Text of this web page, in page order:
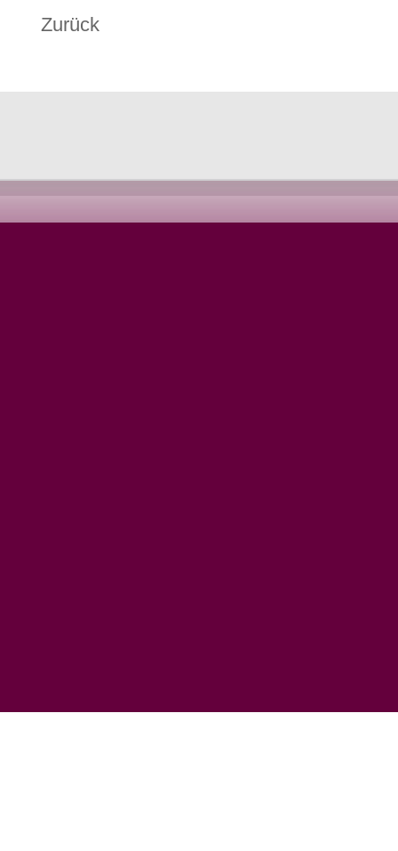
Zurück